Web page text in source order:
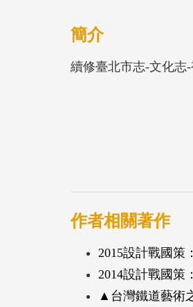
簡介
續修臺北市志-文化志
作者相關著作
2015設計戰國策
2014設計戰國策
▲台灣鐵道藝術